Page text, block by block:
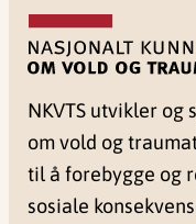
NKVTS utvikler og
om vold og
til å forebygge og
sosiale